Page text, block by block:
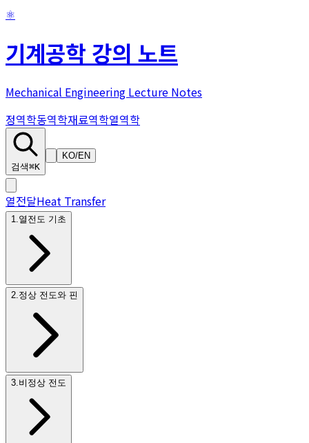
⚛
기계공학 강의 노트
Mechanical Engineering Lecture Notes
정역학동역학재료역학열역학
검색⌘K
KO/EN
열전달Heat Transfer
1 열전도 기초
2 정상 전도와 핀
3 비정상 전도